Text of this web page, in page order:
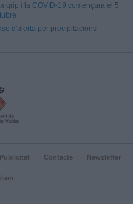
grip i la COVID-19 començarà el 5
d'alerta per precipitacions
Publicitat Contacte Newsletter